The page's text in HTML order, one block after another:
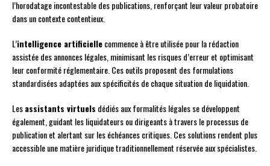
l’horodatage incontestable des publications, renforçant leur valeur probatoire
dans un contexte contentieux.
L’intelligence artificiellecommence à être utilisée pour la rédaction
assistée des annonces légales, minimisant les risques d’erreur et optimisant
leur conformité réglementaire. Ces outils proposent des formulations
standardisées adaptées aux spécificités de chaque situation de liquidation.
Lesassistants virtuels dédiés aux formalités légales se développent
également, guidant les liquidateurs ou dirigeants à travers le processus de
publication et alertant sur les échéances critiques. Ces solutions rendent plus
accessible une matière juridique traditionnellement réservée aux spécialistes.